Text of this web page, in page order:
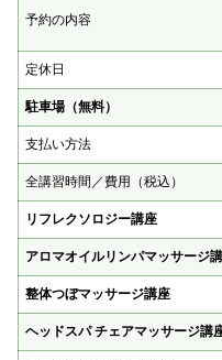
予約の内容
定休日
駐車場（無料）
支払い方法
全講習時間／費用（税込）
リフレクソロジー講座
アロマオイルリンパマッサージ
整体つぼマッサージ講座
ヘッドスパ チェアマッサージ講